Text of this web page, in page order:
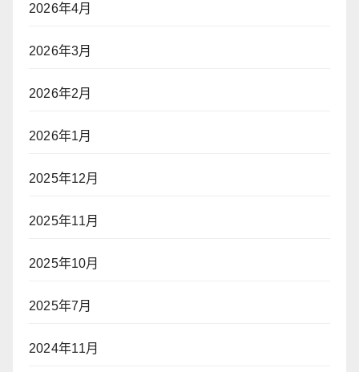
2026年4月
2026年3月
2026年2月
2026年1月
2025年12月
2025年11月
2025年10月
2025年7月
2024年11月